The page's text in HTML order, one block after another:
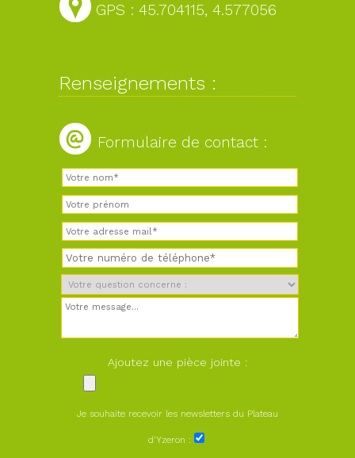
GPS : 45.704115, 4.577056
Renseignements :
Formulaire de contact :
Ajoutez une pièce jointe :
Je souhaite recevoir les newsletters du Plateau
d'Yzeron :